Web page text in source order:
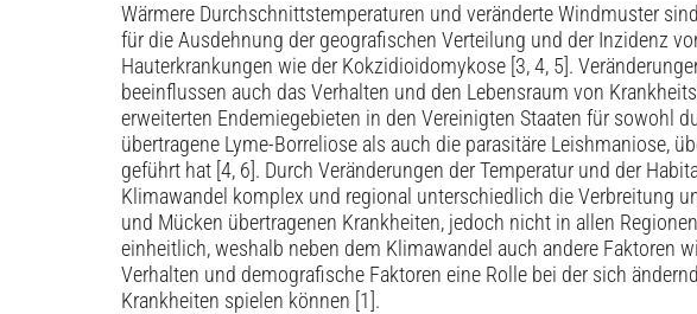
Wärmere Durchschnittstemperaturen und veränderte Windmuster
für die Ausdehnung der geografischen Verteilung und der Inzidenz
Hauterkrankungen wie der Kokzidioidomykose [3, 4, 5].
beeinflussen auch das Verhalten und den Lebensraum von
erweiterten Endemiegebieten in den Vereinigten Staaten für sowohl
übertragene Lyme-Borreliose als auch die parasitäre Leishmaniose,
geführt hat [4, 6]. Durch Veränderungen der Temperatur und der
Klimawandel komplex und regional unterschiedlich die Verbreitung
und Mücken übertragenen Krankheiten, jedoch nicht in allen
einheitlich, weshalb neben dem Klimawandel auch andere Faktoren
Verhalten und demografische Faktoren eine Rolle bei der sich
Krankheiten spielen können [1].